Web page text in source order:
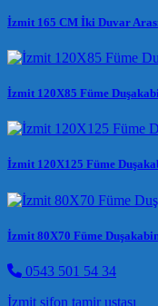
İzmit 165 CM İki Duvar
İzmit 120X85 Füme
İzmit 120X125 Füme
İzmit 80X70 Füme
0543 501 54 34
İzmit sifon tamir ustası